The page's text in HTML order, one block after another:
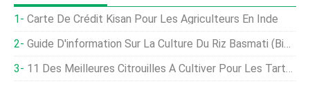
Carte De Crédit Kisan Pour Les Agriculteurs En Inde
Guide D'information Sur La Culture Du Riz Basmati (biologique)
11 Des Meilleures Citrouilles À Cultiver Pour Les Tartes, Purée, Et Autres Friandises